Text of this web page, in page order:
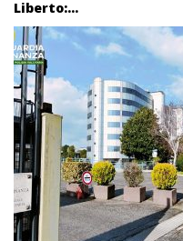
Liberto:...